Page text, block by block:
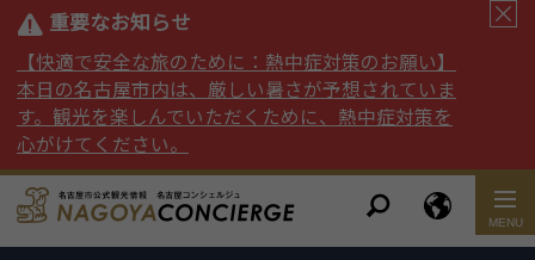
重要なお知らせ
【快適で安全な旅のために：熱中症対策のお願い】
本日の名古屋市内は、厳しい暑さが予想されていま
す。観光を楽しんでいただくために、熱中症対策を
心がけてください。